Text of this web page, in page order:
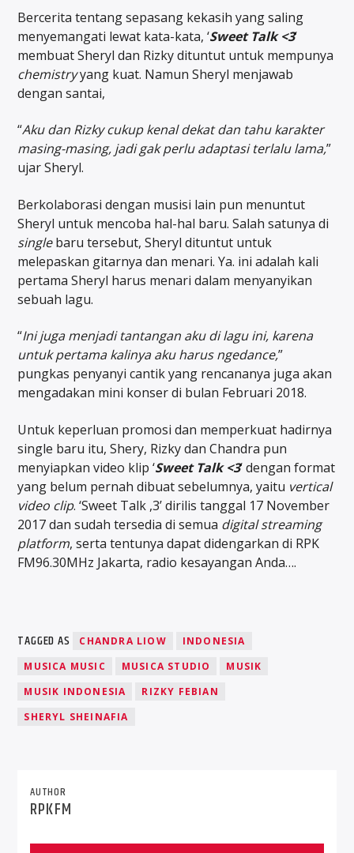
Bercerita tentang sepasang kekasih yang saling
menyemangati lewat kata-kata, ‘Sweet Talk <3‘
membuat Sheryl dan Rizky dituntut untuk mempunya
chemistryyang kuat. Namun Sheryl menjawab
dengan santai,
“Aku dan Rizky cukup kenal dekat dan tahu karakter
masing-masing, jadi gak perlu adaptasi terlalu lama,”
ujar Sheryl.
Berkolaborasi dengan musisi lain pun menuntut
Sheryl untuk mencoba hal-hal baru. Salah satunya di
singlebaru tersebut, Sheryl dituntut untuk
melepaskan gitarnya dan menari. Ya. ini adalah kali
pertama Sheryl harus menari dalam menyanyikan
sebuah lagu.
“Ini juga menjadi tantangan aku di lagu ini, karena
untuk pertama kalinya aku harus ngedance,”
pungkas penyanyi cantik yang rencananya juga akan
mengadakan mini konser di bulan Februari 2018.
Untuk keperluan promosi dan memperkuat hadirnya
single baru itu, Shery, Rizky dan Chandra pun
menyiapkan video klip ‘Sweet Talk <3‘ dengan format
yang belum pernah dibuat sebelumnya, yaitu vertical
video clip. ‘Sweet Talk ,3’ dirilis tanggal 17 November
2017 dan sudah tersedia di semua digital streaming
platform, serta tentunya dapat didengarkan di RPK
FM96.30MHz Jakarta, radio kesayangan Anda….
TAGGED AS CHANDRA LIOW
INDONESIA
MUSICA MUSIC
MUSICA STUDIO
MUSIK
MUSIK INDONESIA
RIZKY FEBIAN
SHERYL SHEINAFIA
AUTHOR
RPKFM